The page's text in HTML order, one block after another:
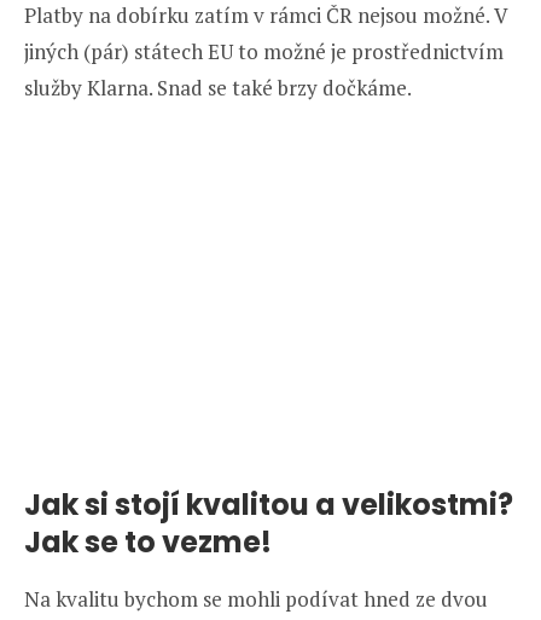
Platby na dobírku zatím v rámci ČR nejsou možné. V
jiných (pár) státech EU to možné je prostřednictvím
služby Klarna. Snad se také brzy dočkáme.
Jak si stojí kvalitou a velikostmi?
Jak se to vezme!
Na kvalitu bychom se mohli podívat hned ze dvou